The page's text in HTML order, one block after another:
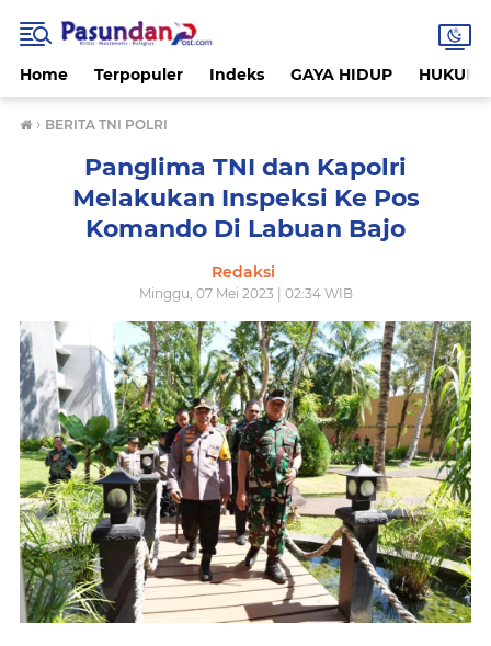
Home Terpopuler Indeks GAYA HIDUP HUKUM
› BERITA TNI POLRI
Panglima TNI dan Kapolri
Melakukan Inspeksi Ke Pos
Komando Di Labuan Bajo
Redaksi
Minggu, 07 Mei 2023 | 02:34 WIB